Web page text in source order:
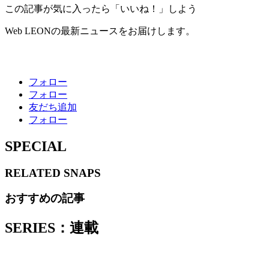
この記事が気に入ったら「いいね！」しよう
Web LEONの最新ニュースをお届けします。
フォロー
フォロー
友だち追加
フォロー
SPECIAL
RELATED SNAPS
おすすめの記事
SERIES：連載